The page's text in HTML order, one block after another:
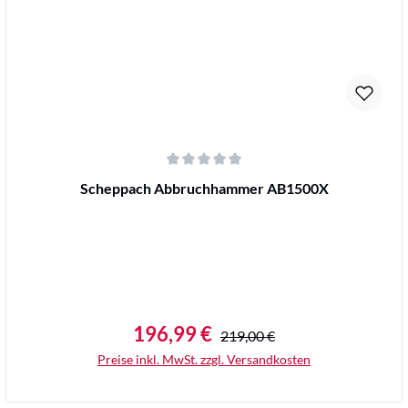
Durchschnittliche Bewertung von 0 von 5 Sternen
Scheppach Abbruchhammer AB1500X
Verkaufspreis:
196,99 € Regulärer Preis:
219,00 €
Preise inkl. MwSt. zzgl. Versandkosten